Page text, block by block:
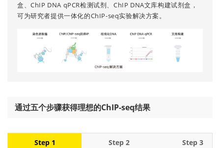
盒、ChIP DNA qPCR检测试剂、ChIP DNA文库构建试剂盒，
可为研究者提供一体化的ChIP-seq实验解决方案。
通过五个步骤获得理想的ChIP-seq结果
Step 1 Step 2 Step 3